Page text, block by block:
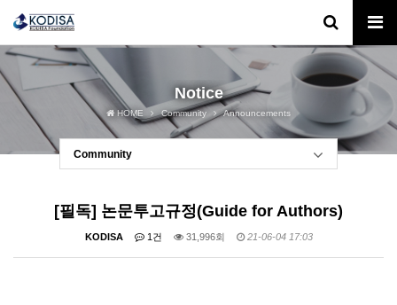
Notice
HOME Community Announcements
Community
[필독] 논문투고규정(Guide for Authors)
KODISA 1건 31,996회 21-06-04 17:03